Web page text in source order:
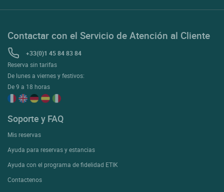
Contactar con el Servicio de Atención al Cliente
+33(0)1 45 84 83 84
Reserva sin tarifas
De lunes a viernes y festivos:
De 9 a 18 horas
Soporte y FAQ
Mis reservas
Ayuda para reservas y estancias
Ayuda con el programa de fidelidad ETIK
Contactenos